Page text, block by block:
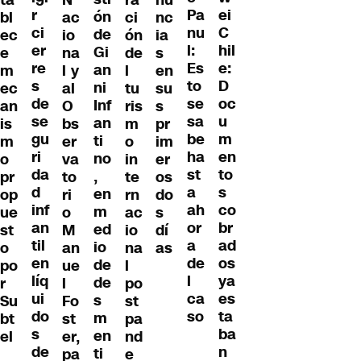
bl
ec
e
m
ec
an
is
m
o
pr
op
ue
st
o
po
r
Su
bt
el
r
ci
er
re
s
de
se
gu
ri
da
d
inf
an
til
en
líq
ui
do
s
de
ac
io
na
l y
al
O
bs
er
va
to
ri
o
M
an
ue
l
Fo
st
er,
pa
ón
de
Gi
an
ni
Inf
an
ti
no
,
en
m
ed
io
de
de
s
m
en
ti
ci
ón
de
l
tu
ris
m
o
in
te
rn
ac
io
na
l
po
st
pa
nd
e
nc
ia
s
en
su
s
pr
im
er
os
do
s
dí
as
Pa
nu
l:
Es
to
se
sa
be
ha
st
a
ah
or
a
de
l
ca
so
ei
C
hil
e:
D
oc
u
m
en
to
s
co
br
ad
os
ya
es
ta
ba
n